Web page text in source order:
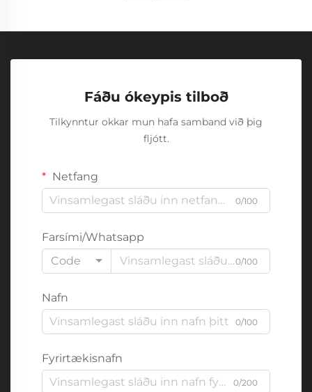
Fáðu ókeypis tilboð
Tilkynntur okkar mun hafa samband við þig
fljótt.
Netfang
0/100
Farsími/Whatsapp
Code
0/100
Nafn
0/100
Fyrirtækisnafn
0/200